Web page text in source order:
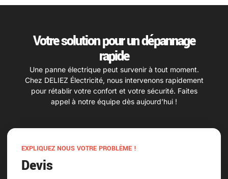
Votre solution pour un dépannage
rapide
Une panne électrique peut survenir à tout moment.
Chez DELIEZ Électricité, nous intervenons rapidement
pour rétablir votre confort et votre sécurité. Faites
appel à notre équipe dès aujourd’hui !
EXPLIQUEZ NOUS VOTRE PROBLÈME !
Devis